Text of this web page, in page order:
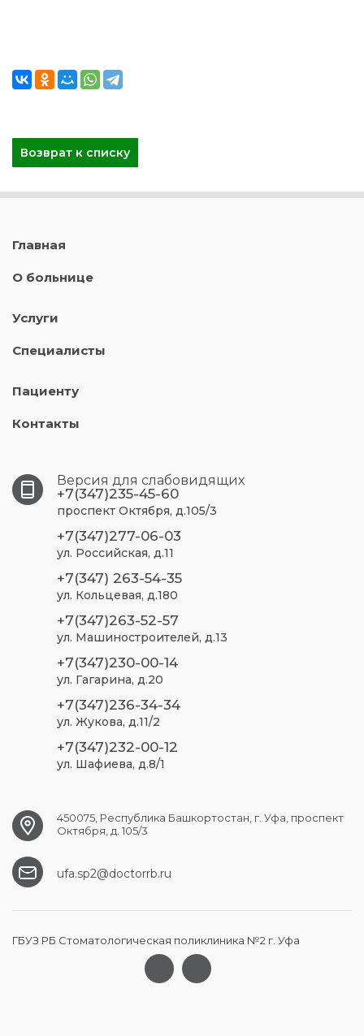
Возврат к списку
Главная
О больнице
Услуги
Специалисты
Пациенту
Контакты
Версия для слабовидящих
+7(347)235-45-60
проспект Октября, д.105/3
+7(347)277-06-03
ул. Российская, д.11
+7(347) 263-54-35
ул. Кольцевая, д.180
+7(347)263-52-57
ул. Машиностроителей, д.13
+7(347)230-00-14
ул. Гагарина, д.20
+7(347)236-34-34
ул. Жукова, д.11/2
+7(347)232-00-12
ул. Шафиева, д.8/1
450075, Республика Башкортостан, г. Уфа, проспект
Октября, д. 105/3
ufa.sp2@doctorrb.ru
ГБУЗ РБ Стоматологическая поликлиника №2 г. Уфа